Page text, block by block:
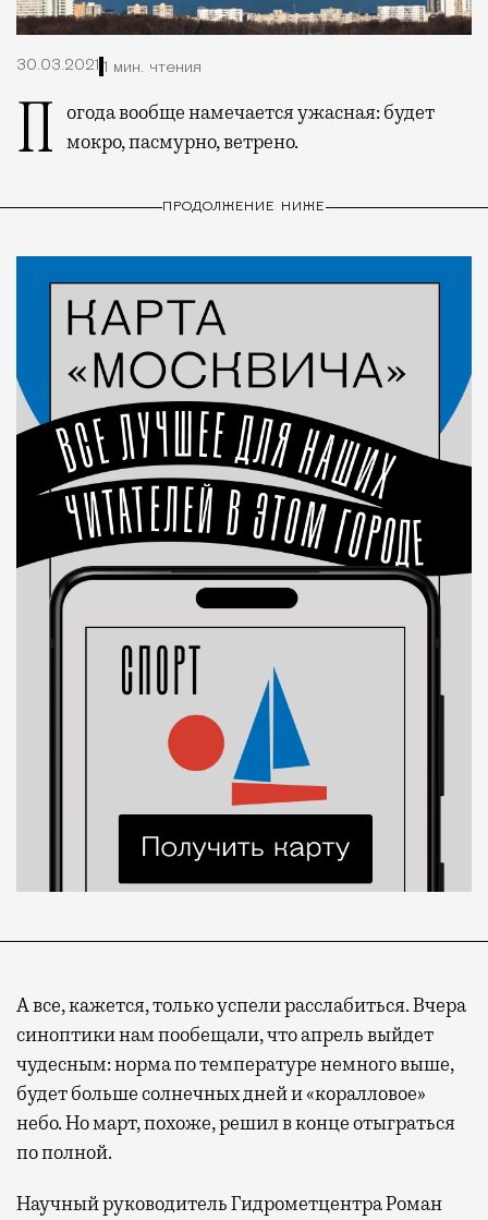
30.03.2021 1 мин. чтения
Погода вообще намечается ужасная: будет мокро, пасмурно, ветрено.
ПРОДОЛЖЕНИЕ НИЖЕ
А все, кажется, только успели расслабиться. Вчера
синоптики нам пообещали, что апрель выйдет
чудесным: норма по температуре немного выше,
будет больше солнечных дней и «коралловое»
небо. Но март, похоже, решил в конце отыграться
по полной.
Научный руководитель Гидрометцентра Роман